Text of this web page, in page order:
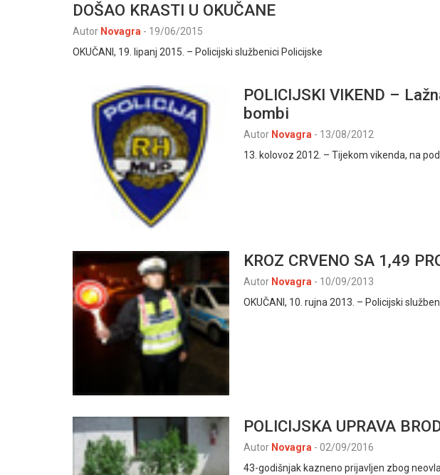
DOŠAO KRASTI U OKUČANE
Autor Novagra - 19/06/2015
OKUČANI, 19. lipanj 2015. – Policijski službenici Policijske
POLICIJSKI VIKEND –
bombi
Autor Novagra - 13/08/2012
13. kolovoz 2012. – Tijekom vikenda, na
KROZ CRVENO SA 1,49
Autor Novagra - 10/09/2013
OKUČANI, 10. rujna 2013. – Policijski
POLICIJSKA UPRAVA
Autor Novagra - 02/09/2016
43-godišnjak kazneno prijavljen zbog